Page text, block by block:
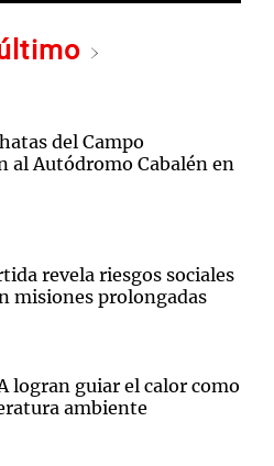
del Campo
al Autódromo Cabalén en
revela riesgos sociales
misiones prolongadas
logran guiar el calor como
ambiente